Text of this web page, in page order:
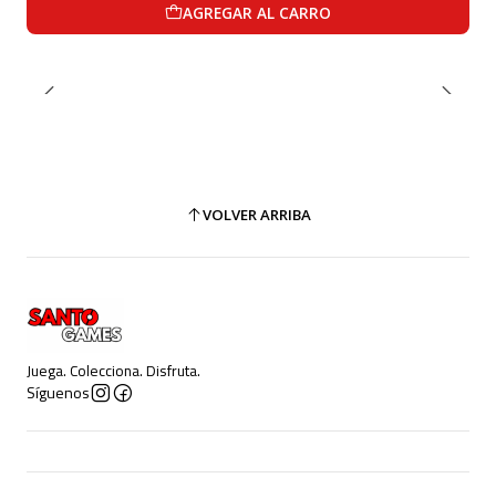
AGREGAR AL CARRO
VOLVER ARRIBA
Juega. Colecciona. Disfruta.
Síguenos